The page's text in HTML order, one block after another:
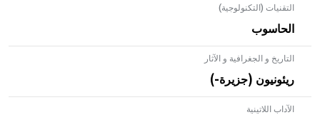
التقنيات (التكنولوجية)
الحاسوب
التاريخ و الجغرافية و الآثار
ريئونيون (جزيرة-)
الآداب اللاتينية